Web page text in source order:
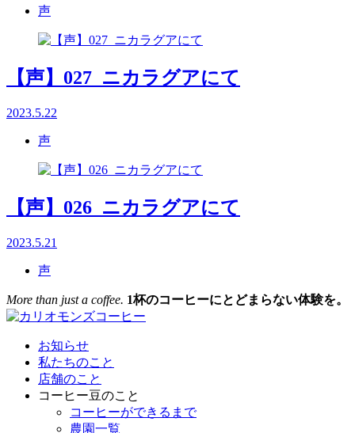
声
【声】027_ニカラグアにて
2023.5.22
声
【声】026_ニカラグアにて
2023.5.21
声
More than just a coffee. 1杯のコーヒーにとどまらない体験を。
お知らせ
私たちのこと
店舗のこと
コーヒー豆のこと
コーヒーができるまで
農園一覧